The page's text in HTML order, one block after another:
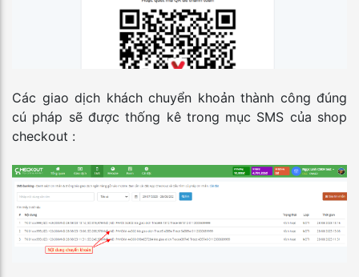
Các giao dịch khách chuyển khoản thành công đúng
cú pháp sẽ được thống kê trong mục SMS của shop
checkout :